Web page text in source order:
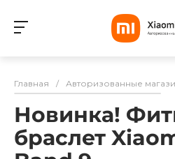
Разбейте
оплатуна
Главная / Авторизованные
Новинка!
браслет